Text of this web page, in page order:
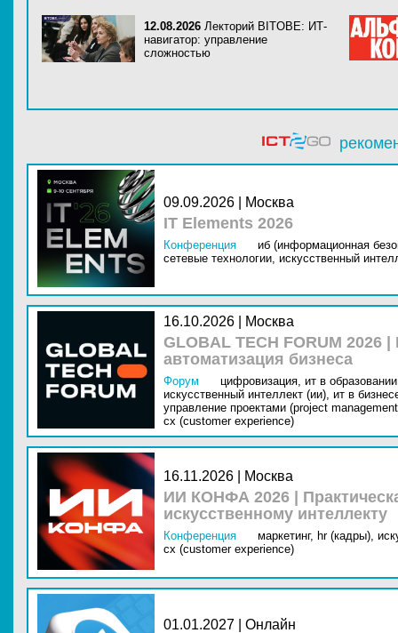
12.08.2026 Лекторий BITOBE: ИТ-
навигатор: управление
сложностью
09.09.2026 | Москва
IT Elements 2026
Конференция
иб (информационная
сетевые технологии, искусственный
16.10.2026 | Москва
GLOBAL TECH FORUM
автоматизация бизнеса
Форум цифровизация, ит в
искусственный интеллект (ии), ит в
управление проектами (project
cx (customer experience)
16.11.2026 | Москва
ИИ КОНФА 2026 |
искусственному интеллекту
Конференция маркетинг, hr (кадры),
cx (customer experience)
01.01.2027 | Онлайн